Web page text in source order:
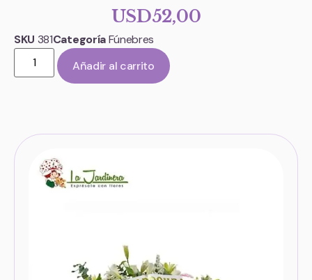
USD52,00
SKU 381CategoríaFúnebres
Añadir al carrito